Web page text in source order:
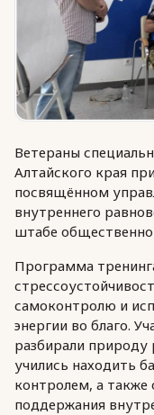
Ветераны
Алтайского края
посвящённом
внутреннего
штабе
Программа
самоконтролю и
энергии во благо.
разбирали природу
учились находить
контролем, а также
поддержания